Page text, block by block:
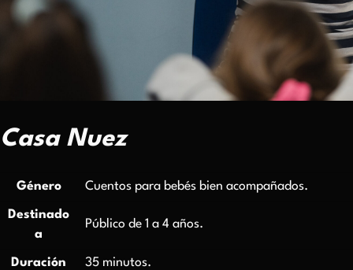
Casa Nuez
Género Cuentos para bebés bien acompañados.
Destinado
a
Público de 1 a 4 años.
Duración 35 minutos.